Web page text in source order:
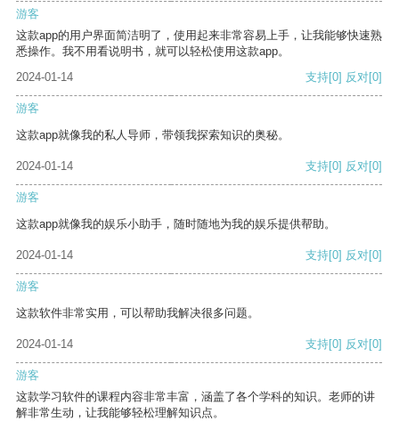
游客
这款app的用户界面简洁明了，使用起来非常容易上手，让我能够快速熟
悉操作。我不用看说明书，就可以轻松使用这款app。
2024-01-14
支持[0] 反对[0]
游客
这款app就像我的私人导师，带领我探索知识的奥秘。
2024-01-14 支持[0] 反对[0]
游客
这款app就像我的娱乐小助手，随时随地为我的娱乐提供帮助。
2024-01-14 支持[0] 反对[0]
游客
这款软件非常实用，可以帮助我解决很多问题。
2024-01-14 支持[0] 反对[0]
游客
这款学习软件的课程内容非常丰富，涵盖了各个学科的知识。老师的讲
解非常生动，让我能够轻松理解知识点。